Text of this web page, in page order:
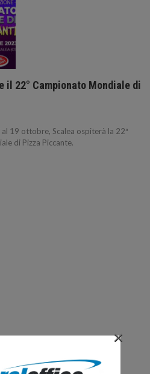
il 22° Campionato Mondiale di
19 ottobre, Scalea ospiterà la 22ª
di Pizza Piccante.
×